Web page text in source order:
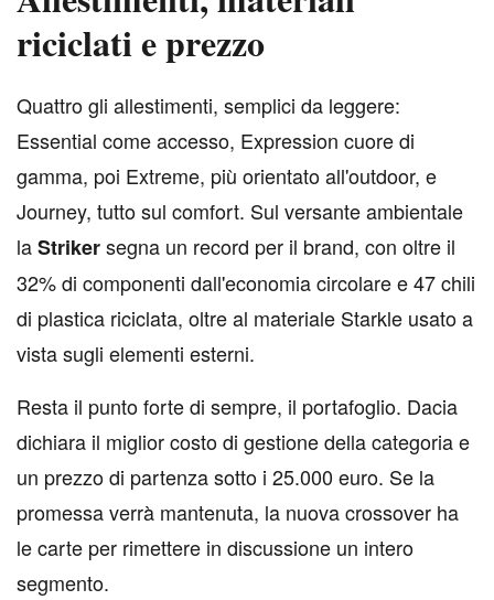
riciclati e prezzo
Quattro gli allestimenti, semplici da leggere:
Essential come accesso, Expression cuore di
gamma, poi Extreme, più orientato all'outdoor, e
Journey, tutto sul comfort. Sul versante ambientale
laStrikersegna un record per il brand, con oltre il
32% di componenti dall'economia circolare e 47 chili
di plastica riciclata, oltre al materiale Starkle usato a
vista sugli elementi esterni.
Resta il punto forte di sempre, il portafoglio. Dacia
dichiara il miglior costo di gestione della categoria e
un prezzo di partenza sotto i 25.000 euro. Se la
promessa verrà mantenuta, la nuova crossover ha
le carte per rimettere in discussione un intero
segmento.